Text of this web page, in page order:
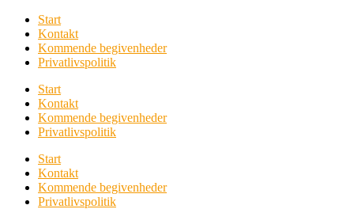
Start
Kontakt
Kommende begivenheder
Privatlivspolitik
Start
Kontakt
Kommende begivenheder
Privatlivspolitik
Start
Kontakt
Kommende begivenheder
Privatlivspolitik